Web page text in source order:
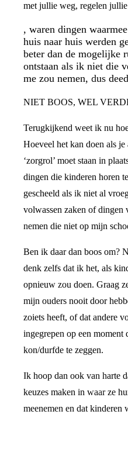
met jullie weg, regelen jullie
, waren dingen
huis naar huis werden
beter dan de mogelijke
ontstaan als ik niet die
me zou nemen, dus
NIET BOOS, WEL
Terugkijkend weet ik nu
Hoeveel het kan doen als
‘zorgrol’ moet staan in
dingen die kinderen horen
gescheeld als ik niet al
volwassen zaken of dingen
nemen die niet op mijn
Ben ik daar dan boos om?
denk zelfs dat ik het, als
opnieuw zou doen. Graag
mijn ouders nooit door
zoiets heeft, of dat andere
ingegrepen op een moment
kon/durfde te zeggen.
Ik hoop dan ook van harte
keuzes maken in waar ze
meenemen en dat kinderen